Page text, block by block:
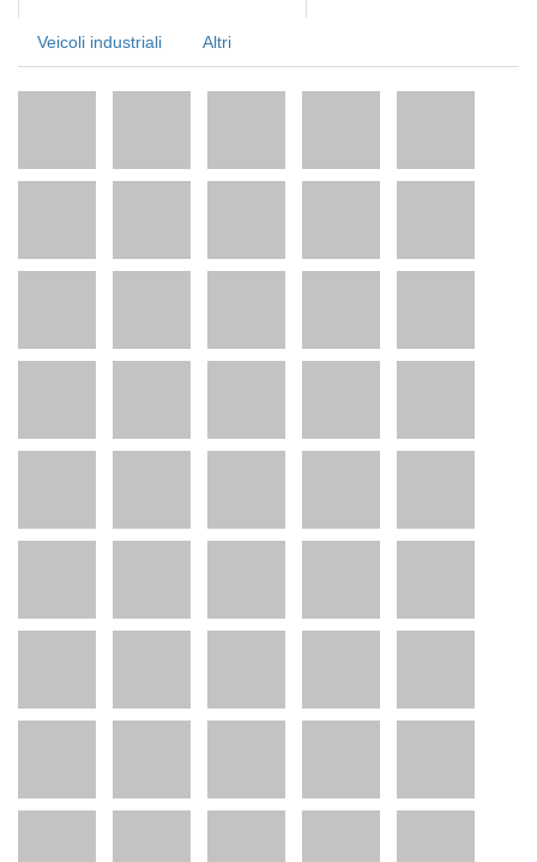
Veicoli industriali Altri